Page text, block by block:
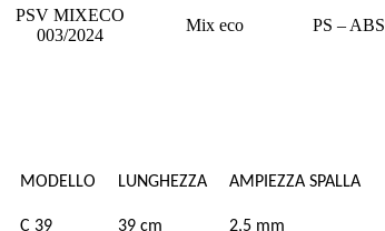
PSV MIXECO
003/2024
Mix eco PS – ABS
MODELLO LUNGHEZZA AMPIEZZA SPALLA
C 39 39 cm 2,5 mm